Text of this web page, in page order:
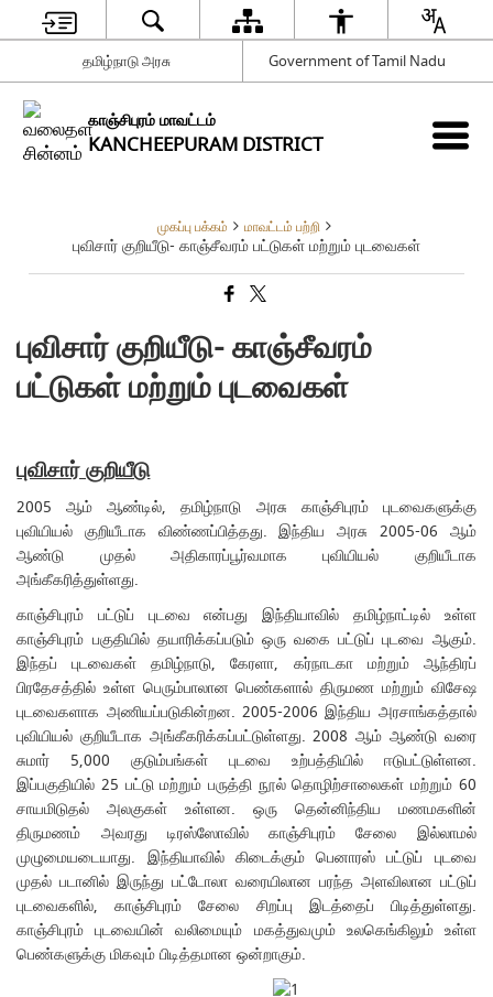
தமிழ்நாடு அரசு Government of Tamil Nadu
காஞ்சிபுரம் மாவட்டம்
KANCHEEPURAM DISTRICT
முகப்பு பக்கம் மாவட்டம் பற்றி
புவிசார் குறியீடு- காஞ்சீவரம் பட்டுகள் மற்றும் புடவைகள்
புவிசார் குறியீடு- காஞ்சீவரம்
பட்டுகள் மற்றும் புடவைகள்
புவிசார் குறியீடு
2005 ஆம் ஆண்டில், தமிழ்நாடு அரசு காஞ்சிபுரம் புடவைகளுக்கு
புவியியல் குறியீடாக விண்ணப்பித்தது. இந்திய அரசு 2005-06 ஆம்
ஆண்டு முதல் அதிகாரப்பூர்வமாக புவியியல் குறியீடாக
அங்கீகரித்துள்ளது.
காஞ்சிபுரம் பட்டுப் புடவை என்பது இந்தியாவில் தமிழ்நாட்டில் உள்ள
காஞ்சிபுரம் பகுதியில் தயாரிக்கப்படும் ஒரு வகை பட்டுப் புடவை ஆகும்.
இந்தப் புடவைகள் தமிழ்நாடு, கேரளா, கர்நாடகா மற்றும் ஆந்திரப்
பிரதேசத்தில் உள்ள பெரும்பாலான பெண்களால் திருமண மற்றும் விசேஷ
புடவைகளாக அணியப்படுகின்றன. 2005-2006 இந்திய அரசாங்கத்தால்
புவியியல் குறியீடாக அங்கீகரிக்கப்பட்டுள்ளது. 2008 ஆம் ஆண்டு வரை
சுமார் 5,000 குடும்பங்கள் புடவை உற்பத்தியில் ஈடுபட்டுள்ளன.
இப்பகுதியில் 25 பட்டு மற்றும் பருத்தி நூல் தொழிற்சாலைகள் மற்றும் 60
சாயமிடுதல் அலகுகள் உள்ளன. ஒரு தென்னிந்திய மணமகளின்
திருமணம் அவரது டிரஸ்ஸோவில் காஞ்சிபுரம் சேலை இல்லாமல்
முழுமையடையாது. இந்தியாவில் கிடைக்கும் பெனாரஸ் பட்டுப் புடவை
முதல் படானில் இருந்து பட்டோலா வரையிலான பரந்த அளவிலான பட்டுப்
புடவைகளில், காஞ்சிபுரம் சேலை சிறப்பு இடத்தைப் பிடித்துள்ளது.
காஞ்சிபுரம் புடவையின் வலிமையும் மகத்துவமும் உலகெங்கிலும் உள்ள
பெண்களுக்கு மிகவும் பிடித்தமான ஒன்றாகும்.